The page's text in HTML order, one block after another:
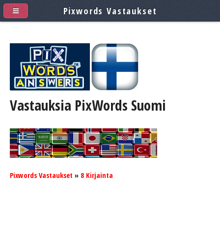
Vastauksia PixWords Suomi
Pixwords Vastaukset » 8 Kirjainta
Pixwords Vastaukset